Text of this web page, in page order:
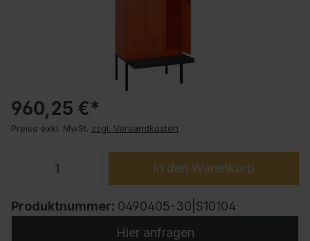
960,25 €*
Preise exkl. MwSt. zzgl. Versandkosten
In den Warenkorb
Produktnummer: 0490405-30|S10104
Hier anfragen